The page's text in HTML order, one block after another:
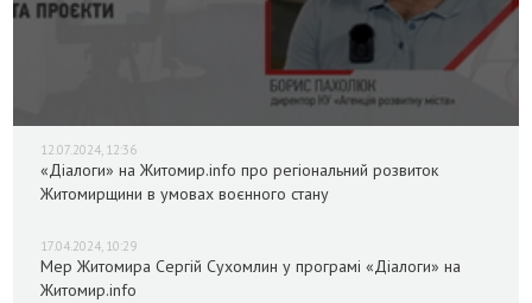
12.07.2024, 12:36
«Діалоги» на Житомир.info про регіональний розвиток
Житомирщини в умовах воєнного стану
17.04.2024, 10:29
Мер Житомира Сергій Сухомлин у програмі «Діалоги» на
Житомир.info